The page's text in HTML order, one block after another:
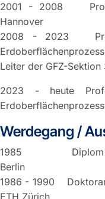
2001 - 2008
Hannover
2008 - 2023
Leiter der GFZ-Sektion
2023 - heute
Werdegang /
1985 Diplom in
Berlin
1986 - 1990